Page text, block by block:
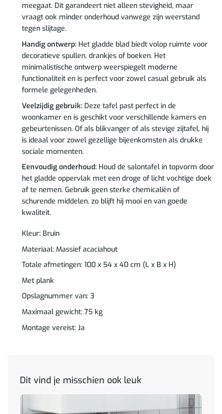
meegaat. Dit garandeert niet alleen stevigheid, maar
vraagt ook minder onderhoud vanwege zijn weerstand
tegen slijtage.
Handig ontwerp:Het gladde blad biedt volop ruimte voor
decoratieve spullen, drankjes of boeken. Het
minimalistische ontwerp weerspiegelt moderne
functionaliteit en is perfect voor zowel casual gebruik als
formele gelegenheden.
Veelzijdig gebruik:Deze tafel past perfect in de
woonkamer en is geschikt voor verschillende kamers en
gebeurtenissen. Of als blikvanger of als stevige zijtafel, hij
is ideaal voor zowel gezellige bijeenkomsten als drukke
sociale momenten.
Eenvoudig onderhoud:Houd de salontafel in topvorm door
het gladde oppervlak met een droge of licht vochtige doek
af te nemen. Gebruik geen sterke chemicaliën of
schurende middelen, zo blijft hij mooi en van goede
kwaliteit.
Kleur: Bruin
Materiaal: Massief acaciahout
Totale afmetingen: 100 x 54 x 40 cm (L x B x H)
Met plank
Opslagnummer van: 3
Maximaal gewicht: 75 kg
Montage vereist: Ja
Dit vind je misschien ook leuk